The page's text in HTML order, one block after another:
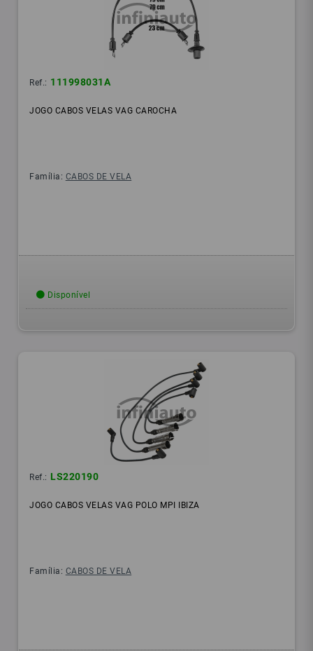
Ref.: 111998031A
JOGO CABOS VELAS VAG CAROCHA
Família: CABOS DE VELA
Disponível
Ref.: LS220190
JOGO CABOS VELAS VAG POLO MPI IBIZA
Família: CABOS DE VELA